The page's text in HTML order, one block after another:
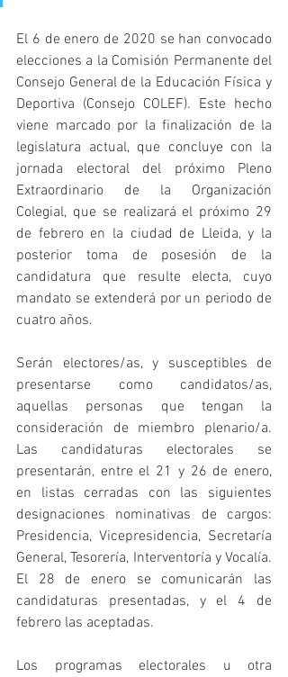
El 6 de enero de 2020 se han convocado
elecciones a la Comisión Permanente del
Consejo General de la Educación Física y
Deportiva (Consejo COLEF). Este hecho
viene marcado por la finalización de la
legislatura actual, que concluye con la
jornada electoral del próximo Pleno
Extraordinario de la Organización
Colegial, que se realizará el próximo 29
de febrero en la ciudad de Lleida, y la
posterior toma de posesión de la
candidatura que resulte electa, cuyo
mandato se extenderá por un periodo de
cuatro años.
Serán electores/as, y susceptibles de
presentarse como candidatos/as,
aquellas personas que tengan la
consideración de miembro plenario/a.
Las candidaturas electorales se
presentarán, entre el 21 y 26 de enero,
en listas cerradas con las siguientes
designaciones nominativas de cargos:
Presidencia, Vicepresidencia, Secretaría
General, Tesorería, Interventoría y Vocalía.
El 28 de enero se comunicarán las
candidaturas presentadas, y el 4 de
febrero las aceptadas.
Los programas electorales u otra